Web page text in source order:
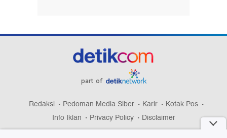
part of
Redaksi Pedoman Media Siber Karir
Kotak Pos
Info Iklan
Privacy Policy Disclaimer